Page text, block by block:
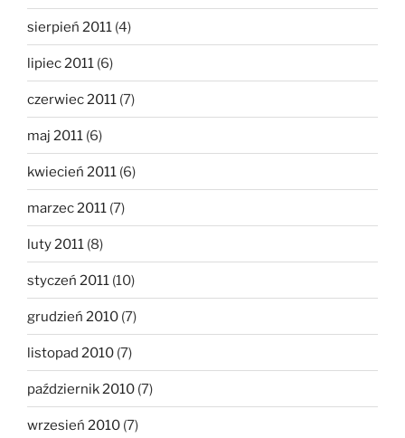
sierpień 2011 (4)
lipiec 2011 (6)
czerwiec 2011 (7)
maj 2011 (6)
kwiecień 2011 (6)
marzec 2011 (7)
luty 2011 (8)
styczeń 2011 (10)
grudzień 2010 (7)
listopad 2010 (7)
październik 2010 (7)
wrzesień 2010 (7)